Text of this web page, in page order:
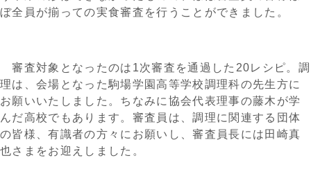
ぼ全員が揃っての実食審査を行うことができました。
審査対象となったのは1次審査を通過した20レシピ。調
理は、会場となった駒場学園高等学校調理科の先生方に
お願いいたしました。ちなみに協会代表理事の藤木が学
んだ高校でもあります。審査員は、調理に関連する団体
の皆様、有識者の方々にお願いし、審査員長には田崎真
也さまをお迎えしました。